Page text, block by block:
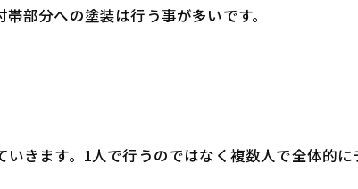
部分への塗装は行う事が多いです。
きます。1人で行うのではなく複数人で全体的